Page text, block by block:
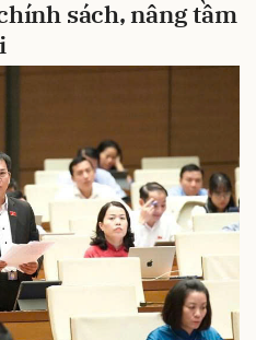
sách, nâng tầm